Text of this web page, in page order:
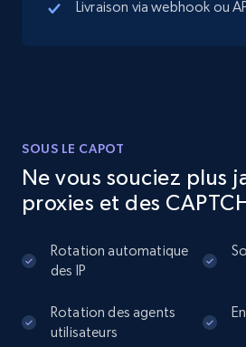
comments, Date posted, Likes,
more.
13.2K+ 1.6K+
Instagram - Posts - Collects
Livraison via webhook ou
SOUS LE CAPOT
Ne vous souciez plus
proxies et des
Rotation automatique
des IP
Rotation des agents
utilisateurs